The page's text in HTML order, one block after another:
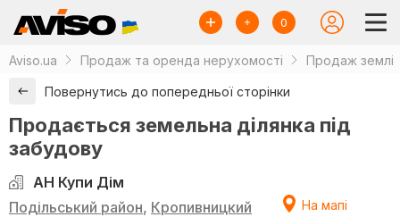
0
Aviso.ua Продаж та оренда нерухомості Продаж землі
Повернутись до попередньої сторінки
Продається земельна ділянка під
забудову
АН Купи Дім
Подільський район, Кропивницкий На мапі